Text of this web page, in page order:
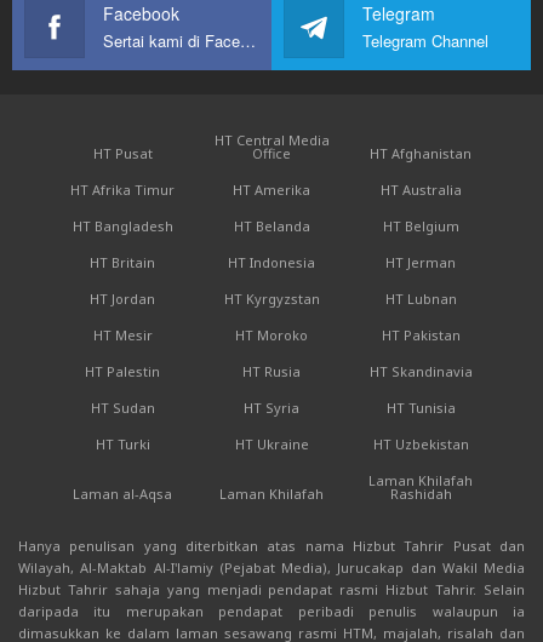
Facebook
Sertai kami di Facebook
Telegram
Telegram Channel
HT Pusat
HT Central Media
Office
HT Afghanistan
HT Afrika Timur
HT Amerika
HT Australia
HT Bangladesh
HT Belanda
HT Belgium
HT Britain
HT Indonesia
HT Jerman
HT Jordan
HT Kyrgyzstan
HT Lubnan
HT Mesir
HT Moroko
HT Pakistan
HT Palestin
HT Rusia
HT Skandinavia
HT Sudan
HT Syria
HT Tunisia
HT Turki
HT Ukraine HT Uzbekistan
Laman al-Aqsa Laman Khilafah
Laman Khilafah
Rashidah
Hanya penulisan yang diterbitkan atas nama Hizbut Tahrir Pusat dan
Wilayah, Al-Maktab Al-I'lamiy (Pejabat Media), Jurucakap dan Wakil Media
Hizbut Tahrir sahaja yang menjadi pendapat rasmi Hizbut Tahrir. Selain
daripada itu merupakan pendapat peribadi penulis walaupun ia
dimasukkan ke dalam laman sesawang rasmi HTM, majalah, risalah dan